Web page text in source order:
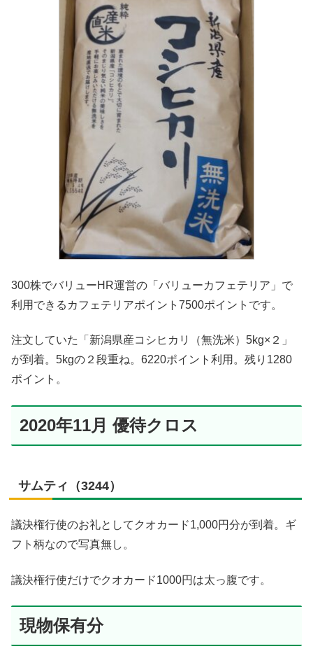
300株でバリューHR運営の「バリューカフェテリア」で
利用できるカフェテリアポイント7500ポイントです。
注文していた「新潟県産コシヒカリ（無洗米）5kg×２」
が到着。5kgの２段重ね。6220ポイント利用。残り1280
ポイント。
2020年11月 優待クロス
サムティ（3244）
議決権行使のお礼としてクオカード1,000円分が到着。ギ
フト柄なので写真無し。
議決権行使だけでクオカード1000円は太っ腹です。
現物保有分